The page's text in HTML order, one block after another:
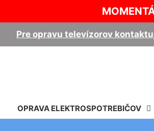
Pre opravu televízorov
OPRAVA ELEKTROSPOTREBIČOV